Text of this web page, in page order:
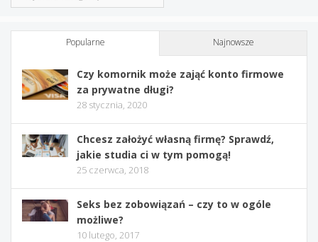
Popularne Najnowsze
Czy komornik może zająć konto firmowe
za prywatne długi?
28 stycznia, 2020
Chcesz założyć własną firmę? Sprawdź,
jakie studia ci w tym pomogą!
25 czerwca, 2018
Seks bez zobowiązań – czy to w ogóle
możliwe?
10 lutego, 2017